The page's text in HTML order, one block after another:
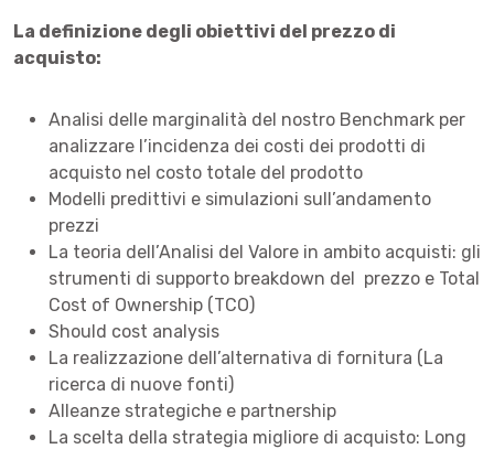
La definizione degli obiettivi del prezzo di
acquisto:
Analisi delle marginalità del nostro Benchmark per
analizzare l’incidenza dei costi dei prodotti di
acquisto nel costo totale del prodotto
Modelli predittivi e simulazioni sull’andamento
prezzi
La teoria dell’Analisi del Valore in ambito acquisti: gli
strumenti di supporto breakdown del prezzo e Total
Cost of Ownership (TCO)
Should cost analysis
La realizzazione dell’alternativa di fornitura (La
ricerca di nuove fonti)
Alleanze strategiche e partnership
La scelta della strategia migliore di acquisto: Long